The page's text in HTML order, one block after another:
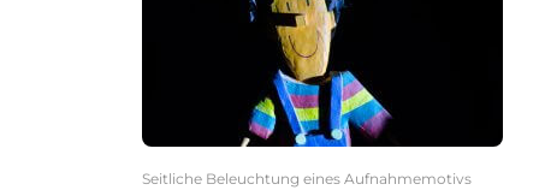
Seitliche Beleuchtung eines Aufnahmemotivs